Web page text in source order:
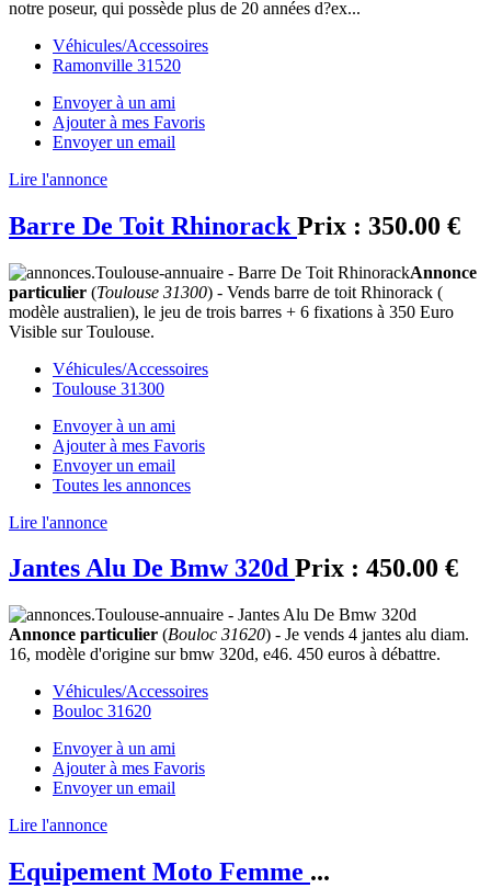
notre poseur, qui possède plus de 20 années d?ex...
Véhicules/Accessoires
Ramonville 31520
Envoyer à un ami
Ajouter à mes Favoris
Envoyer un email
Lire l'annonce
Barre De Toit Rhinorack Prix : 350.00 €
Annonce
particulier (Toulouse 31300) - Vends barre de toit Rhinorack (
modèle australien), le jeu de trois barres + 6 fixations à 350 Euro
Visible sur Toulouse.
Véhicules/Accessoires
Toulouse 31300
Envoyer à un ami
Ajouter à mes Favoris
Envoyer un email
Toutes les annonces
Lire l'annonce
Jantes Alu De Bmw 320d Prix : 450.00 €
Annonce particulier (Bouloc 31620) - Je vends 4 jantes alu diam.
16, modèle d'origine sur bmw 320d, e46. 450 euros à débattre.
Véhicules/Accessoires
Bouloc 31620
Envoyer à un ami
Ajouter à mes Favoris
Envoyer un email
Lire l'annonce
Equipement Moto Femme ...